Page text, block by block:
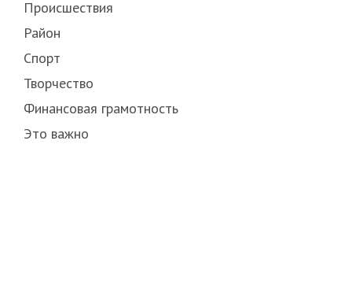
Происшествия
Район
Спорт
Творчество
Финансовая грамотность
Это важно